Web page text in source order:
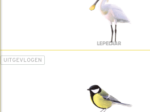
LEPELAAR
UITGEVLOGEN